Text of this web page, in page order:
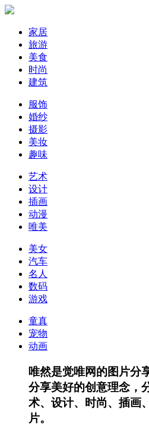
家居
旅游
美食
时尚
建筑
服饰
婚纱
摄影
美妆
趣味
艺术
设计
插画
动漫
唯美
美女
汽车
名人
数码
游戏
童真
宠物
动画
唯然是觉唯网的图片分
分享美好的创意理念，
术、设计、时尚、插画
片。